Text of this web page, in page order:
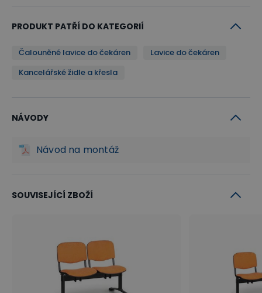
PRODUKT PATŘÍ DO KATEGORIÍ
Čalouněné lavice do čekáren
Lavice do čekáren
Kancelářské židle a křesla
NÁVODY
Návod na montáž
SOUVISEJÍCÍ ZBOŽÍ